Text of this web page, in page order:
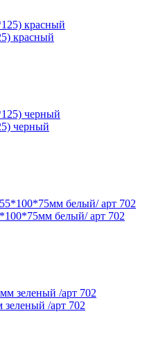
красный
черный
белый/ арт 702
/арт 702